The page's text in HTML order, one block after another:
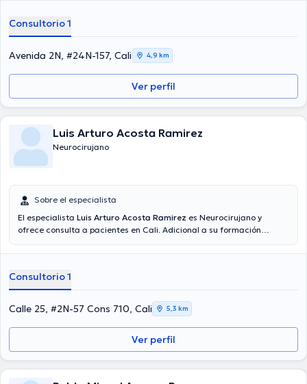
de diversas asociaciones médicas. Jorge Ivan Holguin Diaz ha
formado parte en múltiples conferencias con la finalidad de tener
una formación continua en su ámbito de especialización y ha
difundido importantes publicaciones. Español es el idioma principal
que habla el profesional de la salud.
Consultorio 1
Avenida 2N, #24N-157, Cali 4,9 km
Ver perfil
Luis Arturo Acosta Ramirez
Neurocirujano
Sobre el especialista
El especialista Luis Arturo Acosta Ramirez es Neurocirujano y
ofrece consulta a pacientes en Cali. Adicional a su formación
su área de especialidad. El médico tiene numerosos años de
él se ha desempeñado como miembro de diversas asociaciones
médicas. Luis Arturo Acosta Ramirez ha participado en
considerables conferencias con miras a tener una formación
continua en su temática de especialización y ha compartido
numerosas publicaciones. Finalmente, el especialista puede hablar
Consultorio 1
Calle 25, #2N-57 Cons 710, Cali 5,3 km
Ver perfil